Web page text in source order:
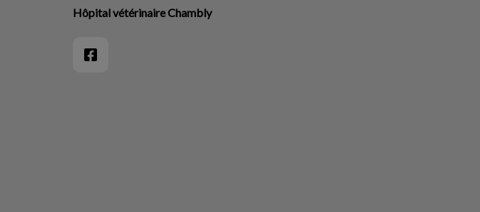
Hôpital vétérinaire Chambly